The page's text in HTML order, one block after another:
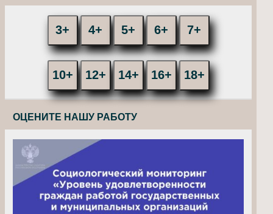
3+ 4+ 5+ 6+ 7+
10+ 12+ 14+ 16+ 18+
ОЦЕНИТЕ НАШУ РАБОТУ